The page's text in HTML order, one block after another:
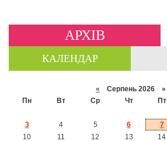
АРХІВ
КАЛЕНДАР
« Серпень 2026 »
Пн
Вт Ср Чт Пт
3
4 5 6 7
10
11 12 13 14